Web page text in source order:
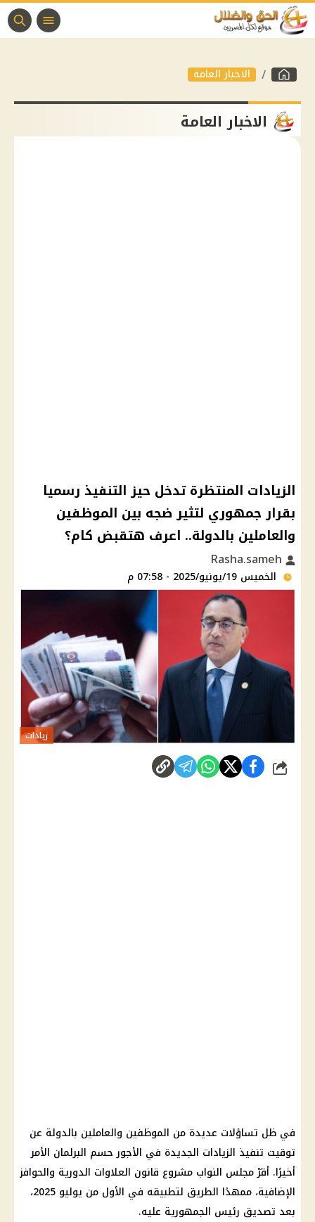
الاخبار العامة
الاخبار العامة
الزيادات المنتظرة تدخل حيز التنفيذ رسميا
بقرار جمهوري لتثير ضجه بين الموظفين
والعاملين بالدولة.. اعرف هتقبض كام؟
الخميس 19/يونيو/2025 - 07:58 م
زيادات
شارك
في ظل تساؤلات عديدة من الموظفين والعاملين بالدولة عن
توقيت تنفيذ الزيادات الجديدة في الأجور حسم البرلمان الأمر
أخيرًا. أقرّ مجلس النواب مشروع قانون العلاوات الدورية والحوافز
الإضافية، ممهدًا الطريق لتطبيقه في الأول من يوليو 2025،
بعد تصديق رئيس الجمهورية عليه.